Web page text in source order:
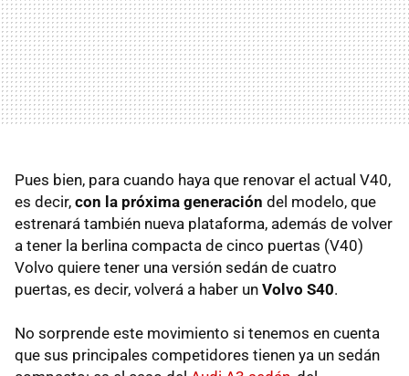
Pues bien, para cuando haya que renovar el actual V40,
es decir, con la próxima generación del modelo, que
estrenará también nueva plataforma, además de volver
a tener la berlina compacta de cinco puertas (V40)
Volvo quiere tener una versión sedán de cuatro
puertas, es decir, volverá a haber un Volvo S40.
No sorprende este movimiento si tenemos en cuenta
que sus principales competidores tienen ya un sedán